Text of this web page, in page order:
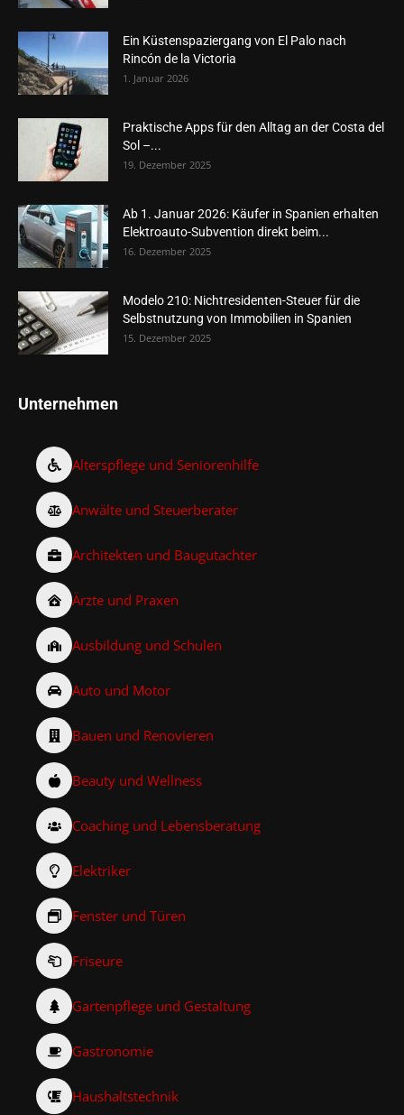
Ein Küstenspaziergang von El Palo nach
Rincón de la Victoria
1. Januar 2026
Praktische Apps für den Alltag an der Costa del
Sol –...
19. Dezember 2025
Ab 1. Januar 2026: Käufer in Spanien erhalten
Elektroauto-Subvention direkt beim...
16. Dezember 2025
Modelo 210: Nichtresidenten-Steuer für die
Selbstnutzung von Immobilien in Spanien
15. Dezember 2025
Unternehmen
Alterspflege und Seniorenhilfe
Anwälte und Steuerberater
Architekten und Baugutachter
Ärzte und Praxen
Ausbildung und Schulen
Auto und Motor
Bauen und Renovieren
Beauty und Wellness
Coaching und Lebensberatung
Elektriker
Fenster und Türen
Friseure
Gartenpflege und Gestaltung
Gastronomie
Haushaltstechnik